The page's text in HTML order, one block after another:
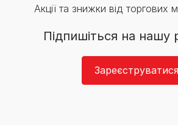
Акції та знижки від торгових
Підпишіться на нашу
Зареєструватися